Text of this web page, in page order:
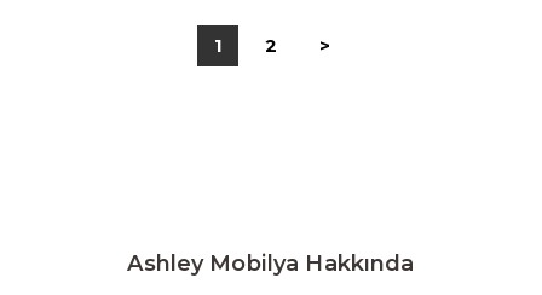
1 2 >
Ashley Mobilya Hakkında